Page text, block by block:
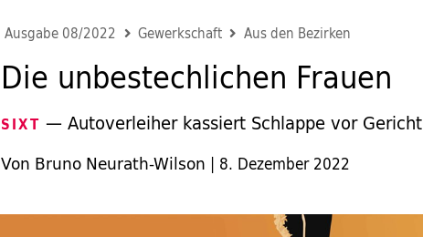
Ausgabe 08/2022 Gewerkschaft Aus den Bezirken
Die unbestechlichen Frauen
SIXT — Autoverleiher kassiert Schlappe vor Gericht
Von Bruno Neurath-Wilson | 8. Dezember 2022